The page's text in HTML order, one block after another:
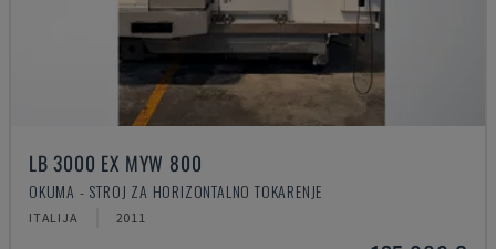
LB 3000 EX MYW 800
OKUMA - STROJ ZA HORIZONTALNO TOKARENJE
ITALIJA 2011